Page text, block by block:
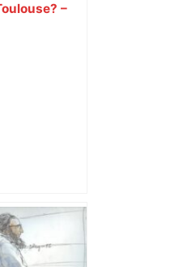
–
infirmière
Radio